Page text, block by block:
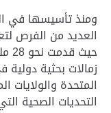
العديد من الفرص
زمالات بحثية
المتحدة والولايات
التحديات الصحية